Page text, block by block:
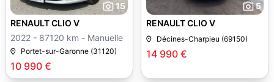
15
10 990 €
RENAULT CLIO V
2022 - 87120 km - Manuelle
Portet-sur-Garonne (31120)
5
14 990 €
RENAULT CLIO V
Décines-Charpieu (69150)